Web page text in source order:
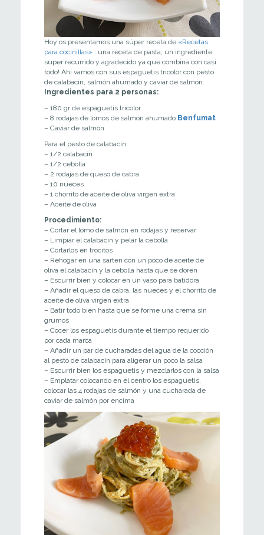
Hoy os presentamos una súper receta de «Recetas
para cocinillas» : una receta de pasta, un ingrediente
super recurrido y agradecido ya que combina con casi
todo! Ahí vamos con sus espaguetis tricolor con pesto
de calabacín, salmón ahumado y caviar de salmón.
Ingredientes para 2 personas:
– 180 gr de espaguetis tricolor
– 8 rodajas de lomos de salmón ahumado Benfumat
– Caviar de salmón
Para el pesto de calabacín:
– 1/2 calabacín
– 1/2 cebolla
– 2 rodajas de queso de cabra
– 10 nueces
– 1 chorrito de aceite de oliva virgen extra
– Aceite de oliva
Procedimiento:
– Cortar el lomo de salmón en rodajas y reservar
– Limpiar el calabacín y pelar la cebolla
– Cortarlos en trocitos
– Rehogar en una sartén con un poco de aceite de
oliva el calabacín y la cebolla hasta que se doren
– Escurrir bien y colocar en un vaso para batidora
– Añadir el queso de cabra, las nueces y el chorrito de
aceite de oliva virgen extra
– Batir todo bien hasta que se forme una crema sin
grumos
– Cocer los espaguetis durante el tiempo requerido
por cada marca
– Añadir un par de cucharadas del agua de la cocción
al pesto de calabacín para aligerar un poco la salsa
– Escurrir bien los espaguetis y mezclarlos con la salsa
– Emplatar colocando en el centro los espaguetis,
colocar las 4 rodajas de salmón y una cucharada de
caviar de salmón por encima